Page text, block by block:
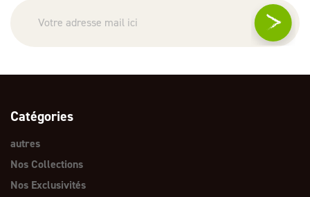
Catégories
autres
Nos Collections
Nos Exclusivités